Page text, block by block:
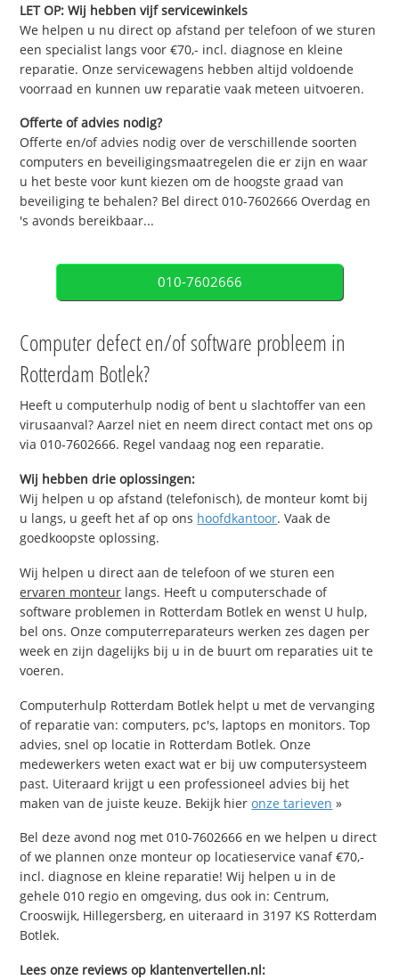
LET OP: Wij hebben vijf servicewinkels
We helpen u nu direct op afstand per telefoon of we sturen
een specialist langs voor €70,- incl. diagnose en kleine
reparatie. Onze servicewagens hebben altijd voldoende
voorraad en kunnen uw reparatie vaak meteen uitvoeren.
Offerte of advies nodig?
Offerte en/of advies nodig over de verschillende soorten
computers en beveiligingsmaatregelen die er zijn en waar
u het beste voor kunt kiezen om de hoogste graad van
beveiliging te behalen? Bel direct 010-7602666 Overdag en
's avonds bereikbaar...
010-7602666
Computer defect en/of software probleem in
Rotterdam Botlek?
Heeft u computerhulp nodig of bent u slachtoffer van een
virusaanval? Aarzel niet en neem direct contact met ons op
via 010-7602666. Regel vandaag nog een reparatie.
Wij hebben drie oplossingen:
Wij helpen u op afstand (telefonisch), de monteur komt bij
u langs, u geeft het af op ons hoofdkantoor. Vaak de
goedkoopste oplossing.
Wij helpen u direct aan de telefoon of we sturen een
ervaren monteur langs. Heeft u computerschade of
software problemen in Rotterdam Botlek en wenst U hulp,
bel ons. Onze computerreparateurs werken zes dagen per
week en zijn dagelijks bij u in de buurt om reparaties uit te
voeren.
Computerhulp Rotterdam Botlek helpt u met de vervanging
of reparatie van: computers, pc's, laptops en monitors. Top
advies, snel op locatie in Rotterdam Botlek. Onze
medewerkers weten exact wat er bij uw computersysteem
past. Uiteraard krijgt u een professioneel advies bij het
maken van de juiste keuze. Bekijk hieronze tarieven »
Bel deze avond nog met 010-7602666 en we helpen u direct
of we plannen onze monteur op locatieservice vanaf €70,-
incl. diagnose en kleine reparatie! Wij helpen u in de
gehele 010 regio en omgeving, dus ook in: Centrum,
Crooswijk, Hillegersberg, en uiteraard in 3197 KS Rotterdam
Botlek.
Lees onze reviews op klantenvertellen.nl: